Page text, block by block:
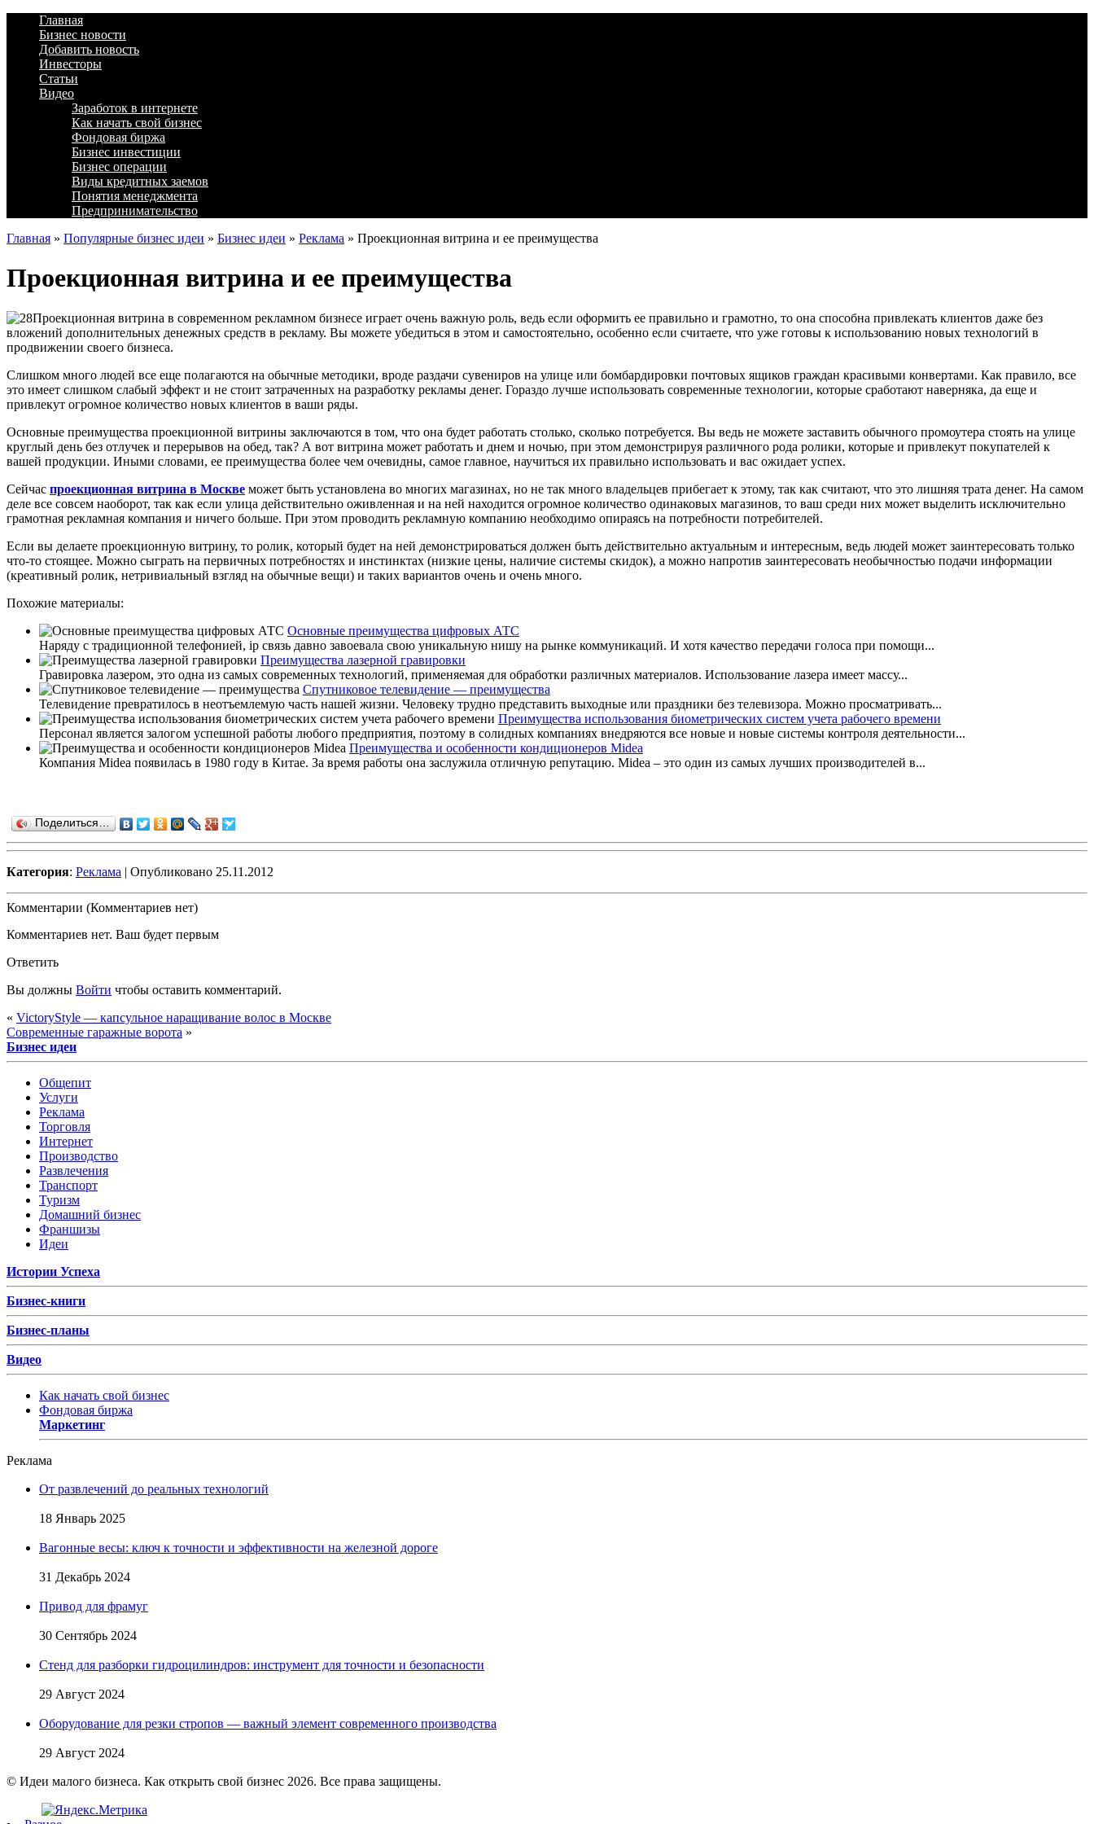
Главная
Бизнес новости
Добавить новость
Инвесторы
Статьи
Видео
Заработок в интернете
Как начать свой бизнес
Фондовая биржа
Бизнес инвестиции
Бизнес операции
Виды кредитных заемов
Понятия менеджмента
Предпринимательство
Главная » Популярные бизнес идеи » Бизнес идеи » Реклама » Проекционная витрина и ее преимущества
Проекционная витрина и ее преимущества
Проекционная витрина в современном рекламном бизнесе играет очень важную роль, ведь если оформить ее правильно и грамотно, то она способна привлекать клиентов даже без
вложений дополнительных денежных средств в рекламу. Вы можете убедиться в этом и самостоятельно, особенно если считаете, что уже готовы к использованию новых технологий в
продвижении своего бизнеса.
Слишком много людей все еще полагаются на обычные методики, вроде раздачи сувениров на улице или бомбардировки почтовых ящиков граждан красивыми конвертами. Как правило, все
это имеет слишком слабый эффект и не стоит затраченных на разработку рекламы денег. Гораздо лучше использовать современные технологии, которые сработают наверняка, да еще и
привлекут огромное количество новых клиентов в ваши ряды.
Основные преимущества проекционной витрины заключаются в том, что она будет работать столько, сколько потребуется. Вы ведь не можете заставить обычного промоутера стоять на улице
круглый день без отлучек и перерывов на обед, так? А вот витрина может работать и днем и ночью, при этом демонстрируя различного рода ролики, которые и привлекут покупателей к
вашей продукции. Иными словами, ее преимущества более чем очевидны, самое главное, научиться их правильно использовать и вас ожидает успех.
Сейчас проекционная витрина в Москве может быть установлена во многих магазинах, но не так много владельцев прибегает к этому, так как считают, что это лишняя трата денег. На самом
деле все совсем наоборот, так как если улица действительно оживленная и на ней находится огромное количество одинаковых магазинов, то ваш среди них может выделить исключительно
грамотная рекламная компания и ничего больше. При этом проводить рекламную компанию необходимо опираясь на потребности потребителей.
Если вы делаете проекционную витрину, то ролик, который будет на ней демонстрироваться должен быть действительно актуальным и интересным, ведь людей может заинтересовать только
что-то стоящее. Можно сыграть на первичных потребностях и инстинктах (низкие цены, наличие системы скидок), а можно напротив заинтересовать необычностью подачи информации
(креативный ролик, нетривиальный взгляд на обычные вещи) и таких вариантов очень и очень много.
Похожие материалы:
Основные преимущества цифровых АТС
Наряду с традиционной телефонией, ip связь давно завоевала свою уникальную нишу на рынке коммуникаций. И хотя качество передачи голоса при помощи...
Преимущества лазерной гравировки
Гравировка лазером, это одна из самых современных технологий, применяемая для обработки различных материалов. Использование лазера имеет массу...
Спутниковое телевидение — преимущества
Телевидение превратилось в неотъемлемую часть нашей жизни. Человеку трудно представить выходные или праздники без телевизора. Можно просматривать...
Преимущества использования биометрических систем учета рабочего времени
Персонал является залогом успешной работы любого предприятия, поэтому в солидных компаниях внедряются все новые и новые системы контроля деятельности...
Преимущества и особенности кондиционеров Midea
Компания Midea появилась в 1980 году в Китае. За время работы она заслужила отличную репутацию. Midea – это один из самых лучших производителей в...
Поделиться…
Категория: Реклама | Опубликовано 25.11.2012
Комментарии (Комментариев нет)
Комментариев нет. Ваш будет первым
Ответить
Вы должны Войти чтобы оставить комментарий.
« VictoryStyle — капсульное наращивание волос в Москве
Современные гаражные ворота »
Бизнес идеи
Общепит
Услуги
Реклама
Торговля
Интернет
Производство
Развлечения
Транспорт
Туризм
Домашний бизнес
Франшизы
Идеи
Истории Успеха
Бизнес-книги
Бизнес-планы
Видео
Как начать свой бизнес
Фондовая биржа
Маркетинг
Реклама
От развлечений до реальных технологий
18 Январь 2025
Вагонные весы: ключ к точности и эффективности на железной дороге
31 Декабрь 2024
Привод для фрамуг
30 Сентябрь 2024
Стенд для разборки гидроцилиндров: инструмент для точности и безопасности
29 Август 2024
Оборудование для резки стропов — важный элемент современного производства
29 Август 2024
© Идеи малого бизнеса. Как открыть свой бизнес 2026. Все права защищены.